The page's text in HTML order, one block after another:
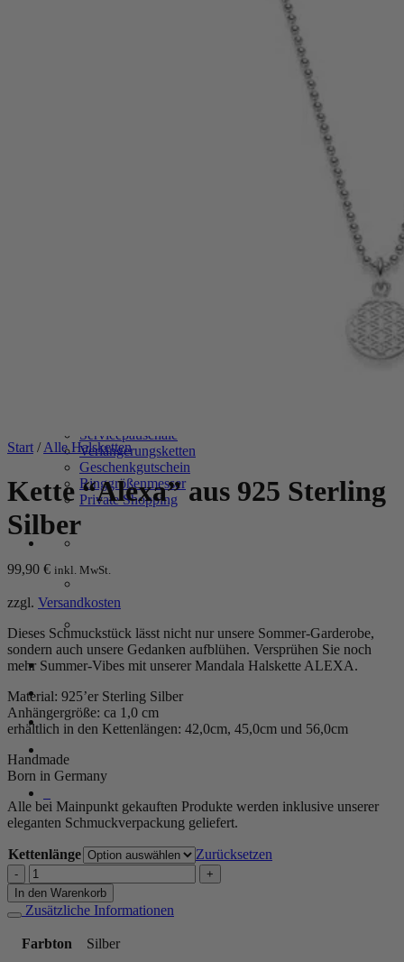
Servicepauschale
Verlängerungsketten
Geschenkgutschein
Ringgrößenmesser
Private Shopping
Anmelden / Registrieren
Warenkorb / 0,00€ 0
Start / Alle Halsketten
Kette “Alexa” aus 925 Sterling
Silber
99,90 € inkl. MwSt.
zzgl. Versandkosten
Dieses Schmuckstück lässt nicht nur unsere Sommer-Garderobe,
sondern auch unsere Gedanken aufblühen. Versprühen Sie noch
mehr Summer-Vibes mit unserer Mandala Halskette ALEXA.
Material: 925’er Sterling Silber
Anhängergröße: ca 1,0 cm
erhältlich in den Kettenlängen: 42,0cm, 45,0cm und 56,0cm
Handmade
Born in Germany
Alle bei Mainpunkt gekauften Produkte werden inklusive unserer
eleganten Schmuckverpackung geliefert.
Kettenlänge
Zurücksetzen
Kette
"Alexa"
aus
925
Sterling
Silber
In den Warenkorb
Zusätzliche Informationen
Farbton Silber